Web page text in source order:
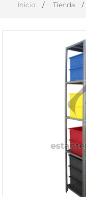
(446)
530
(446)
1168-
530
Inicio Tienda